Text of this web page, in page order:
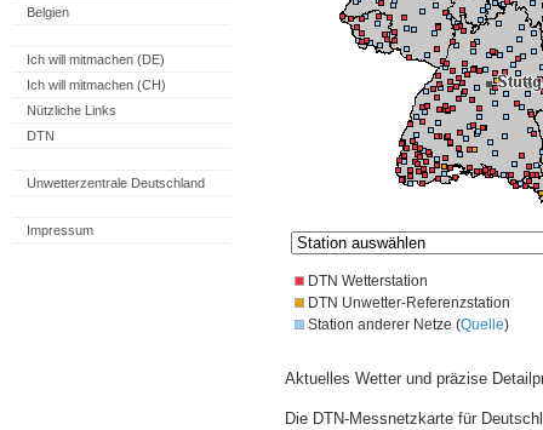
Belgien
Ich will mitmachen (DE)
Ich will mitmachen (CH)
Nützliche Links
DTN
Unwetterzentrale Deutschland
Impressum
DTN Wetterstation
DTN Unwetter-Referenzstation
Station anderer Netze (Quelle)
Aktuelles Wetter und präzise
Die DTN-Messnetzkarte für